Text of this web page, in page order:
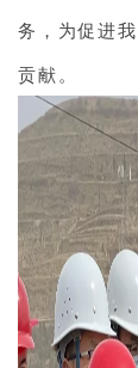
务，为促进
贡献。